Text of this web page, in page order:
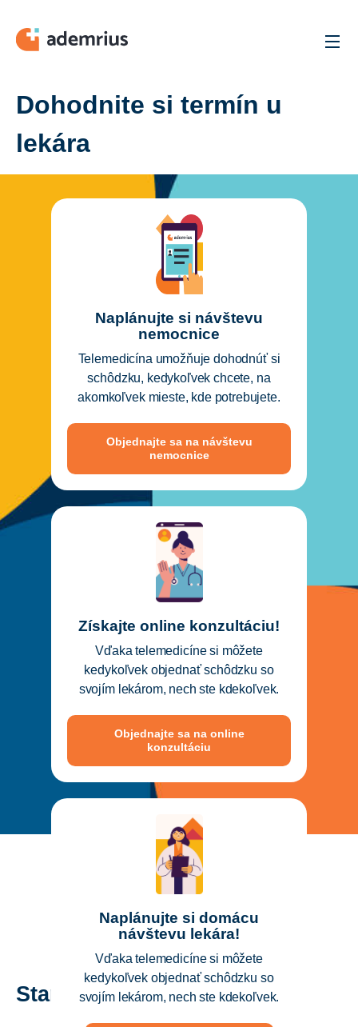
Dohodnite si termín u
lekára
Naplánujte si návštevu
nemocnice
Telemedicína umožňuje dohodnúť si
schôdzku, kedykoľvek chcete, na
akomkoľvek mieste, kde potrebujete.
Objednajte sa na návštevu
nemocnice
Získajte online konzultáciu!
Vďaka telemedicíne si môžete
kedykoľvek objednať schôdzku so
svojím lekárom, nech ste kdekoľvek.
Objednajte sa na online
konzultáciu
Naplánujte si domácu
návštevu lekára!
Vďaka telemedicíne si môžete
kedykoľvek objednať schôdzku so
svojím lekárom, nech ste kdekoľvek.
Starajte sa o svoju rodinu